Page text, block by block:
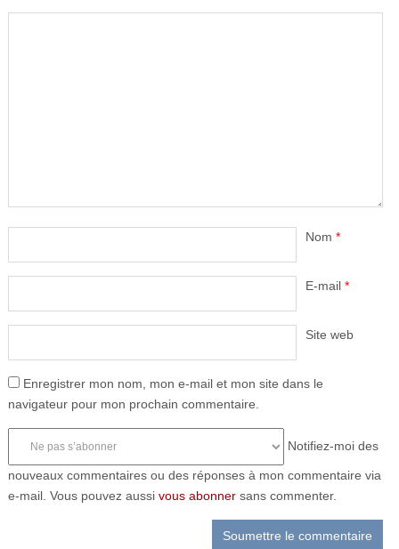
Nom *
E-mail *
Site web
Enregistrer mon nom, mon e-mail et mon site dans le
navigateur pour mon prochain commentaire.
Notifiez-moi des
nouveaux commentaires ou des réponses à mon commentaire via
e-mail. Vous pouvez aussi vous abonnersans commenter.